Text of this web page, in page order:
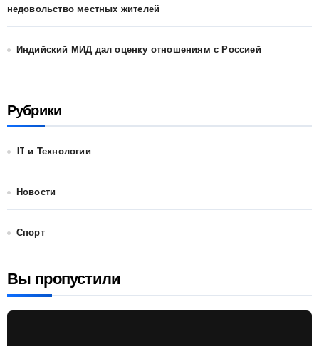
недовольство местных жителей
Индийский МИД дал оценку отношениям с Россией
Рубрики
IT и Технологии
Новости
Спорт
Вы пропустили